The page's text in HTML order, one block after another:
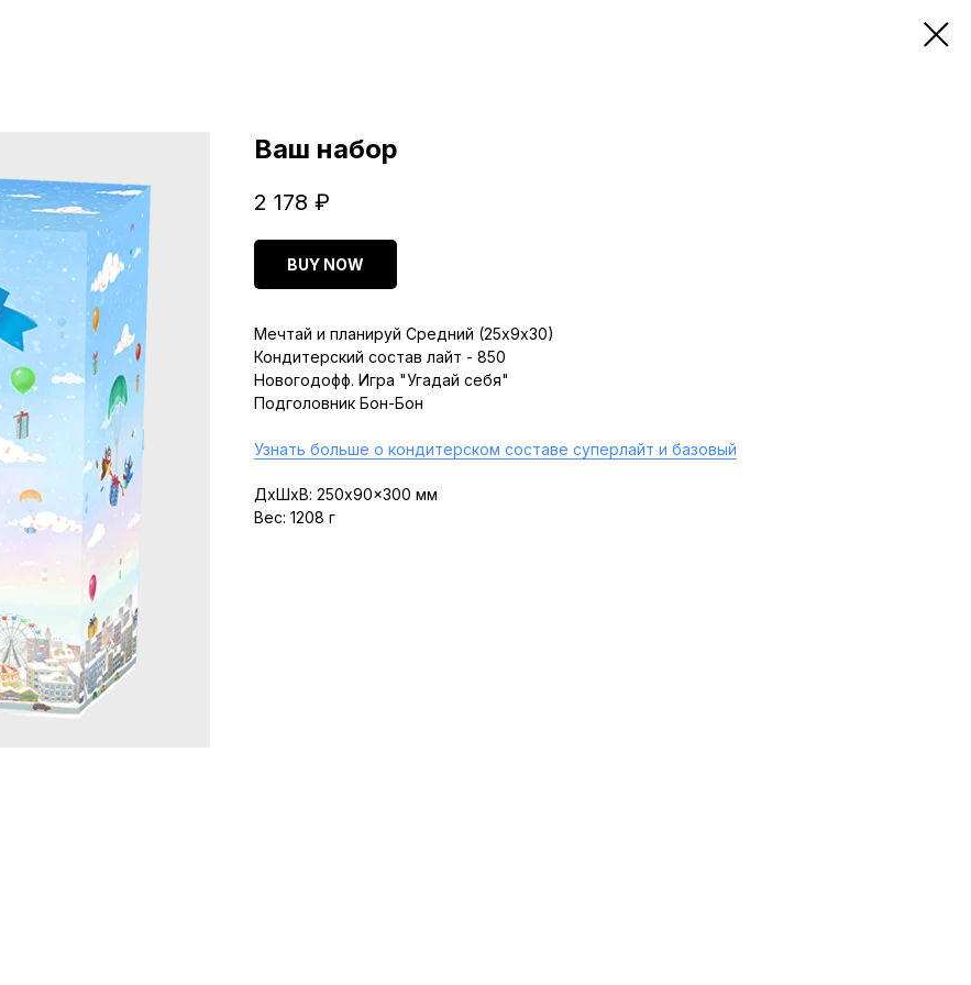
Ваш набор
2 178 ₽
BUY NOW
Мечтай и планируй Средний (25х9х30)
Кондитерский состав лайт - 850
Новогодофф. Игра "Угадай себя"
Подголовник Бон-Бон
Узнать больше о кондитерском составе суперлайт и базовый
ДxШxВ: 250x90x300 мм
Вес: 1208 г